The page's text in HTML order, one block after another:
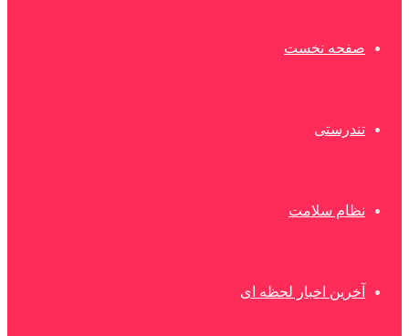
صفحه نخست
تندرستی
نظام سلامت
آخرین اخبار لحظه ای